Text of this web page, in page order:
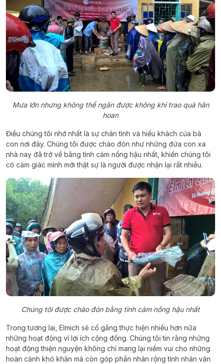
Mưa lớn nhưng không thể ngăn được không khí trao quà hân
hoan
Điều chúng tôi nhớ nhất là sự chân tình và hiếu khách của bà
con nơi đây. Chúng tôi được chào đón như những đứa con xa
nhà nay đã trở về bằng tình cảm nồng hậu nhất, khiến chúng tôi
có cảm giác mình mới thật sự là người được nhận lại rất nhiều.
Chúng tôi được chào đón bằng tình cảm nồng hậu nhất
Trong tương lai, Elmich sẽ cố gắng thực hiện nhiều hơn nữa
những hoạt động vì lợi ích cộng đồng. Chúng tôi tin rằng những
hoạt động thiện nguyện không chỉ mang lại niềm vui cho những
hoàn cảnh khó khăn mà còn góp phần nhân rộng tính nhân văn